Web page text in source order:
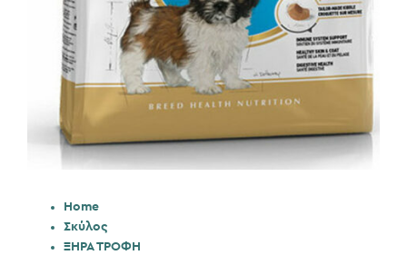
Home
Σκύλος
ΞΗΡΑ ΤΡΟΦΗ